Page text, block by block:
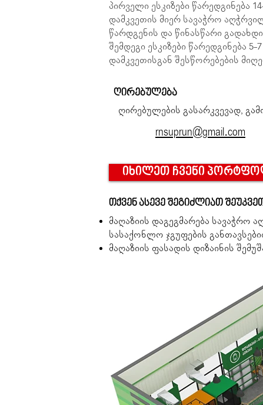
პირველი ესკიზები წარედგინება
დამკვეთის მიერ სავაჭრო
წარდგენის და წინასწარი
შემდეგი ესკიზები წარედგინება
დამკვეთისგან შესწორებების
ღირებულება
ღირებულების გასარკვევად,
rnsuprun@gmail.com
იხილეთ ჩვენი
თქვენ ასევე შეგიძლიათ
მაღაზიის დაგეგმარება სავაჭრო
სასაქონლო ჯგუფების
მაღაზიის ფასადის დიზაინის